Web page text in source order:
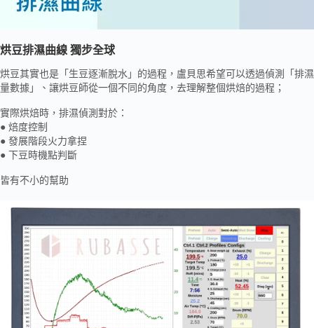
烘豆排濕曲線 獨步全球
烘豆其實也是「生豆逐漸脫水」的過程，盧貝思希望可以透過偵測「排濕
量數據」、讓烘豆師從一個不同的角度，去理解整個烘焙的過程；
實際烘焙時，排濕偵測對於：
● 焙度控制
● 發展階段火力拿捏
● 下豆時機點判斷
皆有不小的幫助